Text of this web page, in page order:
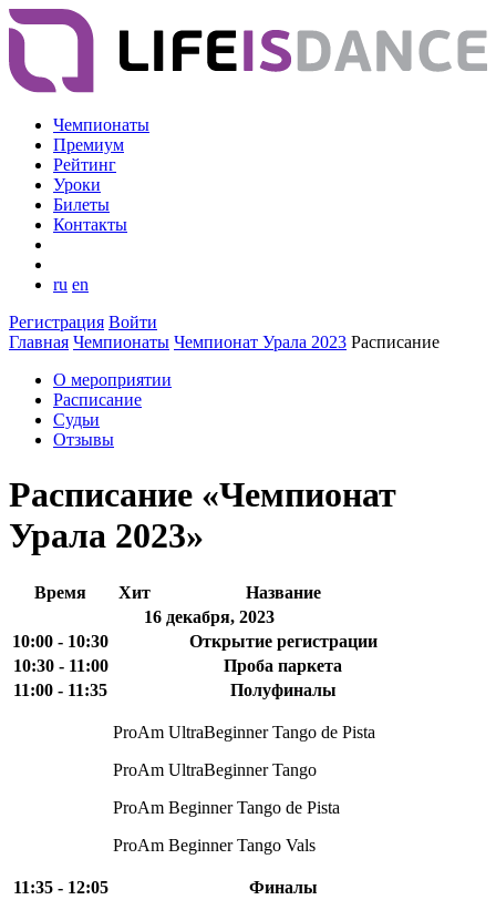
Чемпионаты
Премиум
Рейтинг
Уроки
Билеты
Контакты
ru en
Регистрация Войти
Главная Чемпионаты Чемпионат Урала 2023 Расписание
О мероприятии
Расписание
Судьи
Отзывы
Расписание «Чемпионат
Урала 2023»
Время Хит
Название
16 декабря, 2023
10:00 - 10:30
Открытие регистрации
10:30 - 11:00
Проба паркета
11:00 - 11:35
Полуфиналы
ProAm UltraBeginner Tango de Pista
ProAm UltraBeginner Tango
ProAm Beginner Tango de Pista
ProAm Beginner Tango Vals
11:35 - 12:05 Финалы